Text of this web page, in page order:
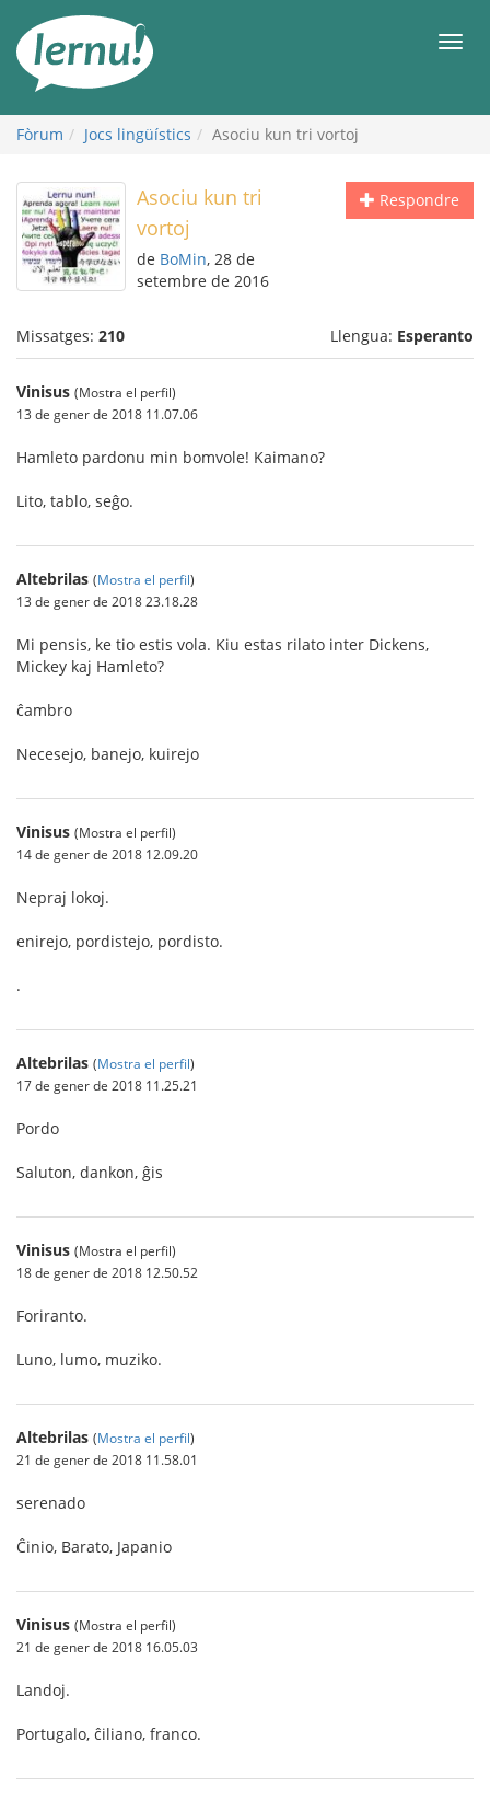
contingut
Fòrum Jocs lingüístics Asociu kun tri vortoj
Respondre
Asociu kun tri
vortoj
de BoMin, 28 de
setembre de 2016
Missatges: 210 Llengua: Esperanto
Vinisus (Mostra el perfil)
13 de gener de 2018 11.07.06
Hamleto pardonu min bomvole! Kaimano?
Lito, tablo, seĝo.
Altebrilas (Mostra el perfil)
13 de gener de 2018 23.18.28
Mi pensis, ke tio estis vola. Kiu estas rilato inter Dickens,
Mickey kaj Hamleto?
ĉambro
Necesejo, banejo, kuirejo
Vinisus (Mostra el perfil)
14 de gener de 2018 12.09.20
Nepraj lokoj.
enirejo, pordistejo, pordisto.
.
Altebrilas (Mostra el perfil)
17 de gener de 2018 11.25.21
Pordo
Saluton, dankon, ĝis
Vinisus (Mostra el perfil)
18 de gener de 2018 12.50.52
Foriranto.
Luno, lumo, muziko.
Altebrilas (Mostra el perfil)
21 de gener de 2018 11.58.01
serenado
Ĉinio, Barato, Japanio
Vinisus (Mostra el perfil)
21 de gener de 2018 16.05.03
Landoj.
Portugalo, ĉiliano, franco.